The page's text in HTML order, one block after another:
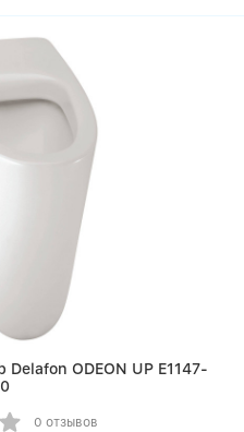
ODEON UP E1147-
0 отзывов